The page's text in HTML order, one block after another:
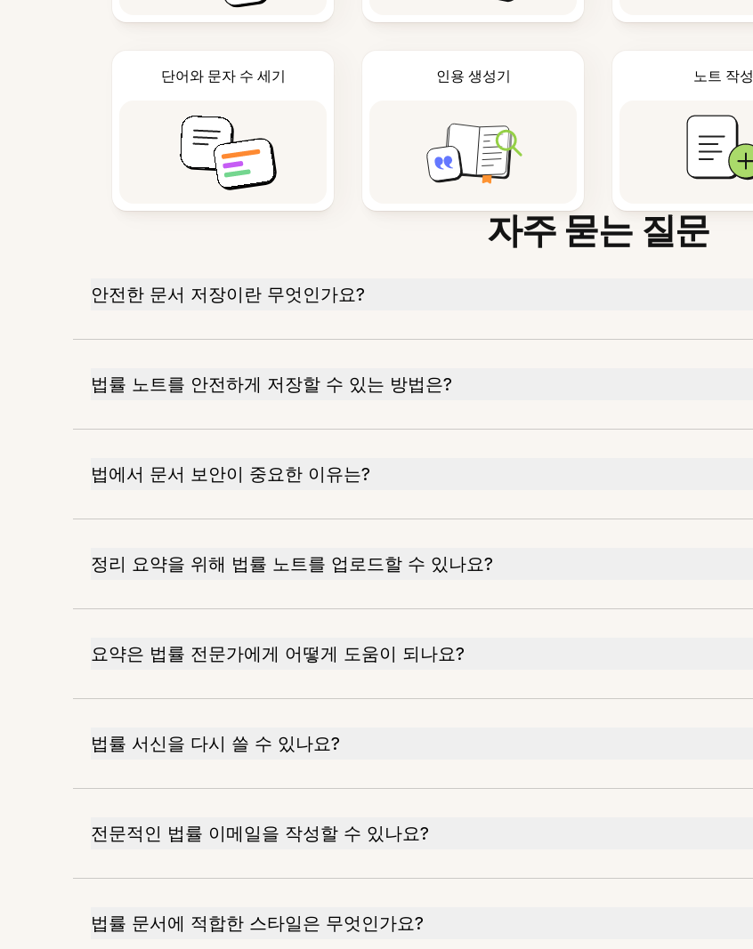
단어와 문자 수 세기 인용 생성기 노트 작성
자주 묻는 질문
안전한 문서 저장이란 무엇인가요?
법률 노트를 안전하게 저장할 수 있는 방법은?
법에서 문서 보안이 중요한 이유는?
정리 요약을 위해 법률 노트를 업로드할 수 있나요?
요약은 법률 전문가에게 어떻게 도움이 되나요?
법률 서신을 다시 쓸 수 있나요?
전문적인 법률 이메일을 작성할 수 있나요?
법률 문서에 적합한 스타일은 무엇인가요?